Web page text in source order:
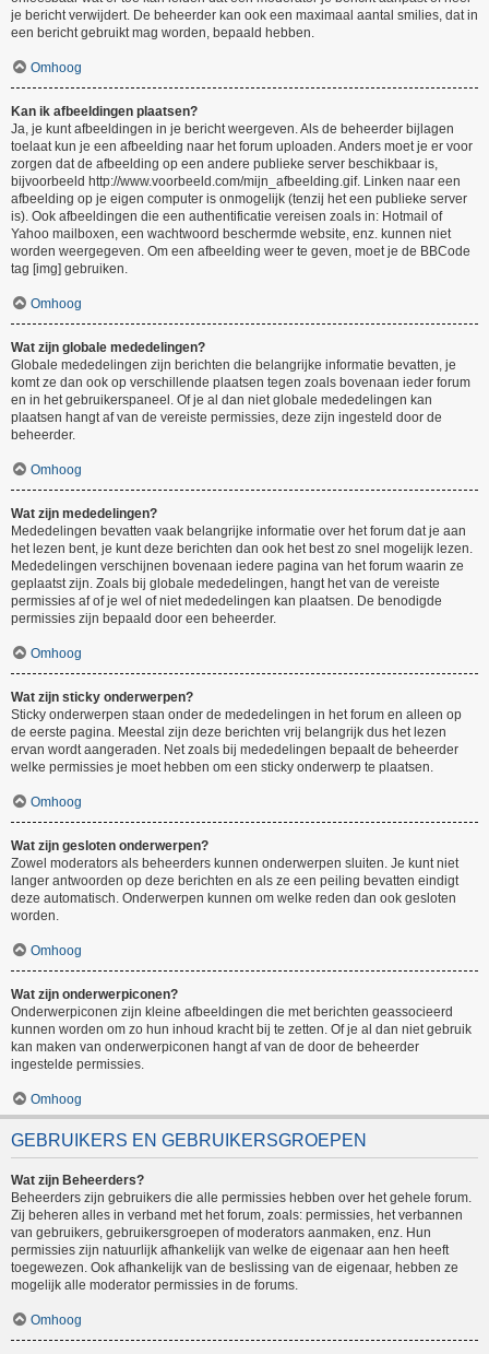
je bericht verwijdert. De beheerder kan ook een maximaal aantal smilies, dat in
een bericht gebruikt mag worden, bepaald hebben.
Omhoog
Kan ik afbeeldingen plaatsen?
Ja, je kunt afbeeldingen in je bericht weergeven. Als de beheerder bijlagen
toelaat kun je een afbeelding naar het forum uploaden. Anders moet je er voor
zorgen dat de afbeelding op een andere publieke server beschikbaar is,
bijvoorbeeld http://www.voorbeeld.com/mijn_afbeelding.gif. Linken naar een
afbeelding op je eigen computer is onmogelijk (tenzij het een publieke server
is). Ook afbeeldingen die een authentificatie vereisen zoals in: Hotmail of
Yahoo mailboxen, een wachtwoord beschermde website, enz. kunnen niet
worden weergegeven. Om een afbeelding weer te geven, moet je de BBCode
tag [img] gebruiken.
Omhoog
Wat zijn globale mededelingen?
Globale mededelingen zijn berichten die belangrijke informatie bevatten, je
komt ze dan ook op verschillende plaatsen tegen zoals bovenaan ieder forum
en in het gebruikerspaneel. Of je al dan niet globale mededelingen kan
plaatsen hangt af van de vereiste permissies, deze zijn ingesteld door de
beheerder.
Omhoog
Wat zijn mededelingen?
Mededelingen bevatten vaak belangrijke informatie over het forum dat je aan
het lezen bent, je kunt deze berichten dan ook het best zo snel mogelijk lezen.
Mededelingen verschijnen bovenaan iedere pagina van het forum waarin ze
geplaatst zijn. Zoals bij globale mededelingen, hangt het van de vereiste
permissies af of je wel of niet mededelingen kan plaatsen. De benodigde
permissies zijn bepaald door een beheerder.
Omhoog
Wat zijn sticky onderwerpen?
Sticky onderwerpen staan onder de mededelingen in het forum en alleen op
de eerste pagina. Meestal zijn deze berichten vrij belangrijk dus het lezen
ervan wordt aangeraden. Net zoals bij mededelingen bepaalt de beheerder
welke permissies je moet hebben om een sticky onderwerp te plaatsen.
Omhoog
Wat zijn gesloten onderwerpen?
Zowel moderators als beheerders kunnen onderwerpen sluiten. Je kunt niet
langer antwoorden op deze berichten en als ze een peiling bevatten eindigt
deze automatisch. Onderwerpen kunnen om welke reden dan ook gesloten
worden.
Omhoog
Wat zijn onderwerpiconen?
Onderwerpiconen zijn kleine afbeeldingen die met berichten geassocieerd
kunnen worden om zo hun inhoud kracht bij te zetten. Of je al dan niet gebruik
kan maken van onderwerpiconen hangt af van de door de beheerder
ingestelde permissies.
Omhoog
GEBRUIKERS EN GEBRUIKERSGROEPEN
Wat zijn Beheerders?
Beheerders zijn gebruikers die alle permissies hebben over het gehele forum.
Zij beheren alles in verband met het forum, zoals: permissies, het verbannen
van gebruikers, gebruikersgroepen of moderators aanmaken, enz. Hun
permissies zijn natuurlijk afhankelijk van welke de eigenaar aan hen heeft
toegewezen. Ook afhankelijk van de beslissing van de eigenaar, hebben ze
mogelijk alle moderator permissies in de forums.
Omhoog